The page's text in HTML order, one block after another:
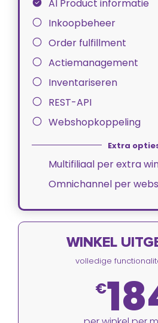
AI Product informatie
Inkoopbeheer
Order fulfillment
Actiemanagement
Inventariseren
REST-API
Webshopkoppeling
Multifiliaal per extra
Omnichannel per
WINKEL
volledige
€